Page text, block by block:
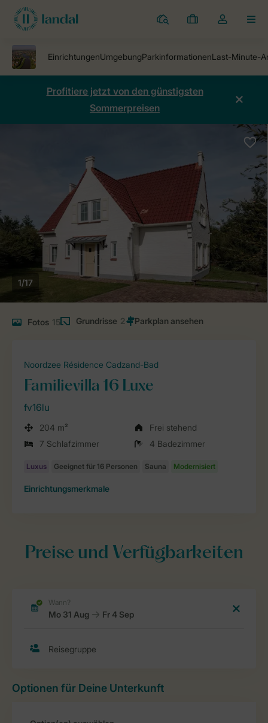
Ferienparks
Meine
Dropdown-
öffnen
Profitiere jetzt von den günstigsten
Sommerpreisen
1/17
Fotos 15 Grundrisse 2
Noordzee Résidence Cadzand-Bad
Familievilla 16 Luxe
fv16lu
204 m²
Frei stehend
7 Schlafzimmer
4 Badezimmer
Einrichtungsmerkmale
Preise und Verfügbarkeiten
Optionen für Deine Unterkunft